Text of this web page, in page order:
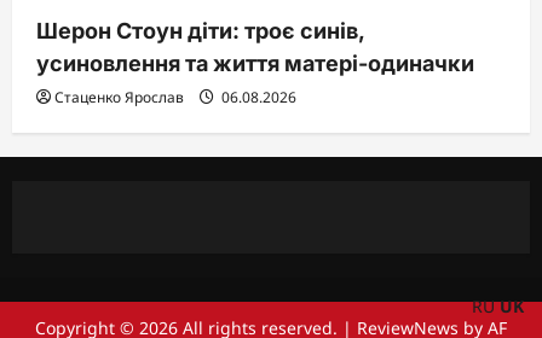
Шерон Стоун діти: троє синів,
усиновлення та життя матері-одиначки
Стаценко Ярослав 06.08.2026
Copyright © 2026 All rights reserved. | ReviewNews by AF
RU UK